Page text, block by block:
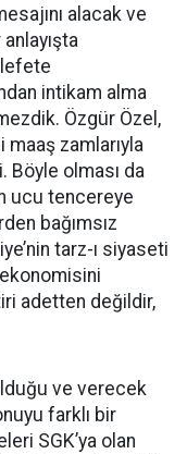
alacak ve
intikam alma
Özgür Özel,
zamlarıyla
olması da
ucu tencereye
bağımsız
tarz-ı siyaseti
adetten değildir,
ve verecek
farklı bir
SGK’ya olan